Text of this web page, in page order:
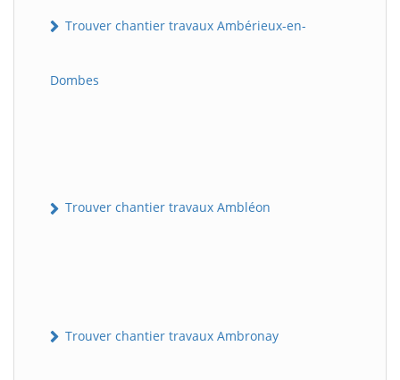
Trouver chantier travaux Ambérieux-en-
Dombes
Trouver chantier travaux Ambléon
Trouver chantier travaux Ambronay